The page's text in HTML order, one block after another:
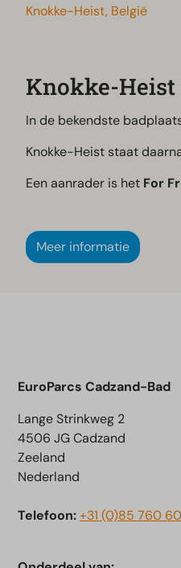
Knokke-Heist, België
Knokke-Heist
In de bekendste
Knokke-Heist staat
Een aanrader is het For
Meer informatie
EuroParcs Cadzand-Bad
Lange Strinkweg 2
4506 JG Cadzand
Zeeland
Nederland
Telefoon:+31 (0)85 760